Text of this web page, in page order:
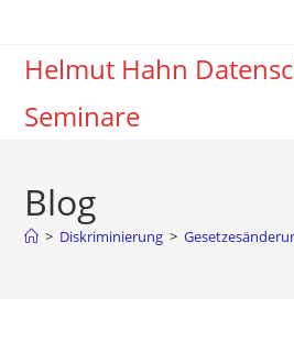
springenHelmut Hahn
Seminare
Blog
> Diskriminierung >